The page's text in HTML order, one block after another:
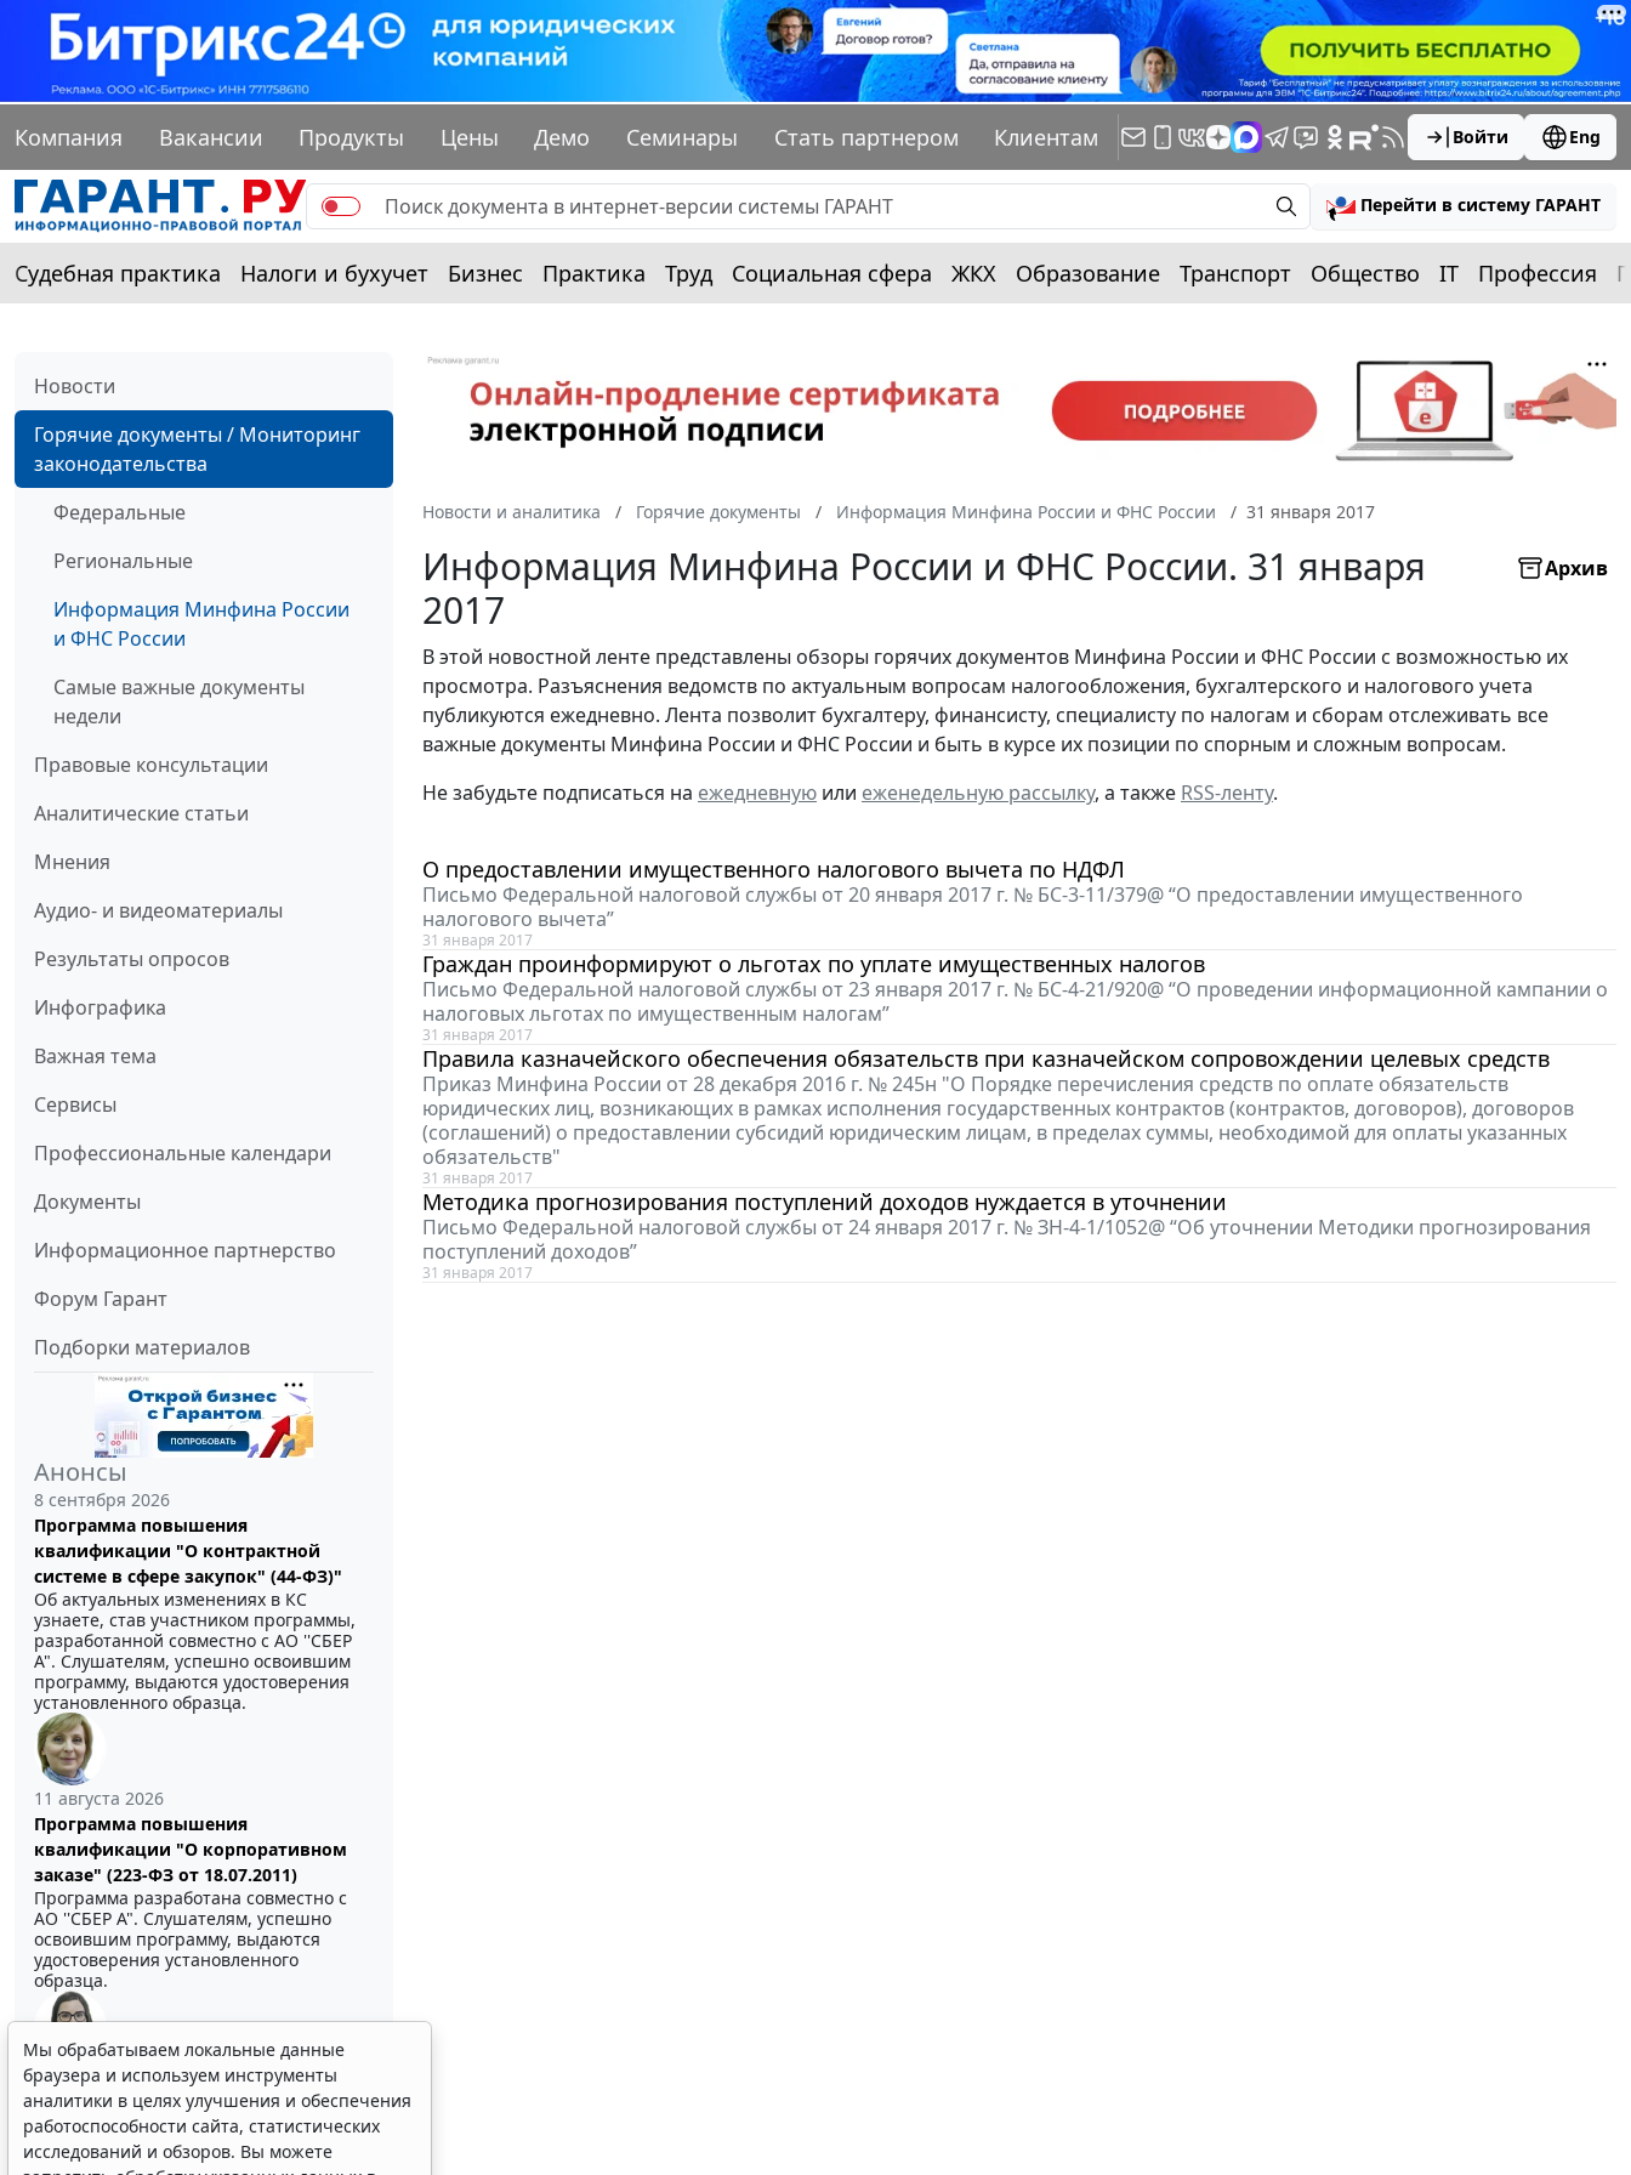
Компания Вакансии Продукты Цены Демо Семинары Стать партнером Клиентам Войти Eng
Перейти в систему ГАРАНТ
Судебная практика Налоги и бухучет Бизнес Практика Труд Социальная сфера ЖКХ Образование Транспорт Общество IT Профессия
Новости
Горячие документы / Мониторинг
законодательства
Федеральные
Региональные
Информация Минфина России
и ФНС России
Самые важные документы
недели
Правовые консультации
Аналитические статьи
Мнения
Аудио- и видеоматериалы
Результаты опросов
Инфографика
Важная тема
Сервисы
Профессиональные календари
Документы
Информационное партнерство
Форум Гарант
Подборки материалов
Анонсы
8 сентября 2026
Программа повышения
квалификации "О контрактной
системе в сфере закупок" (44-ФЗ)"
Об актуальных изменениях в КС
узнаете, став участником программы,
разработанной совместно с АО ''СБЕР
А". Слушателям, успешно освоившим
программу, выдаются удостоверения
установленного образца.
11 августа 2026
Программа повышения
квалификации "О корпоративном
заказе" (223-ФЗ от 18.07.2011)
Программа разработана совместно с
АО ''СБЕР А". Слушателям, успешно
освоившим программу, выдаются
удостоверения установленного
образца.
Выберите тему программы повышения квалификации
для юристов ...
Новости и аналитика Горячие документы Информация Минфина России и ФНС России 31 января 2017
Информация Минфина России и ФНС России. 31 января
2017
Архив
В этой новостной ленте представлены обзоры горячих документов Минфина России и ФНС России с возможностью их
просмотра. Разъяснения ведомств по актуальным вопросам налогообложения, бухгалтерского и налогового учета
публикуются ежедневно. Лента позволит бухгалтеру, финансисту, специалисту по налогам и сборам отслеживать все
важные документы Минфина России и ФНС России и быть в курсе их позиции по спорным и сложным вопросам.
Не забудьте подписаться на ежедневную или еженедельную рассылку, а также RSS-ленту.
О предоставлении имущественного налогового вычета по НДФЛ
Письмо Федеральной налоговой службы от 20 января 2017 г. № БС-3-11/379@ “О предоставлении имущественного
налогового вычета”
31 января 2017
Граждан проинформируют о льготах по уплате имущественных налогов
Письмо Федеральной налоговой службы от 23 января 2017 г. № БС-4-21/920@ “О проведении информационной кампании о
налоговых льготах по имущественным налогам”
31 января 2017
Правила казначейского обеспечения обязательств при казначейском сопровождении целевых средств
Приказ Минфина России от 28 декабря 2016 г. № 245н "О Порядке перечисления средств по оплате обязательств
юридических лиц, возникающих в рамках исполнения государственных контрактов (контрактов, договоров), договоров
(соглашений) о предоставлении субсидий юридическим лицам, в пределах суммы, необходимой для оплаты указанных
обязательств"
31 января 2017
Методика прогнозирования поступлений доходов нуждается в уточнении
Письмо Федеральной налоговой службы от 24 января 2017 г. № ЗН-4-1/1052@ “Об уточнении Методики прогнозирования
поступлений доходов”
31 января 2017
Мы обрабатываем локальные данные
браузера и используем инструменты
аналитики в целях улучшения и обеспечения
работоспособности сайта, статистических
исследований и обзоров. Вы можете